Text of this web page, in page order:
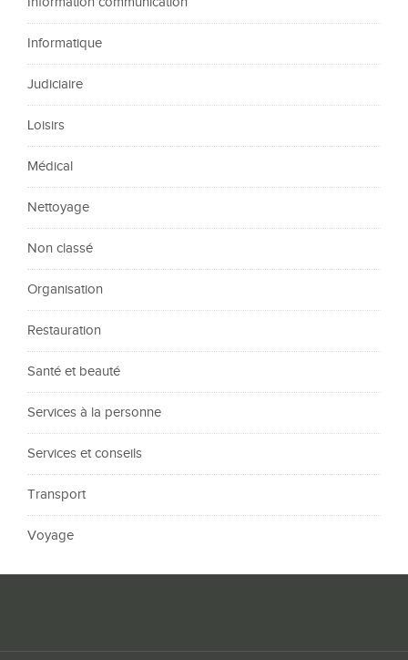
Informatique
Judiciaire
Loisirs
Médical
Nettoyage
Non classé
Organisation
Restauration
Santé et beauté
Services à la personne
Services et conseils
Transport
Voyage